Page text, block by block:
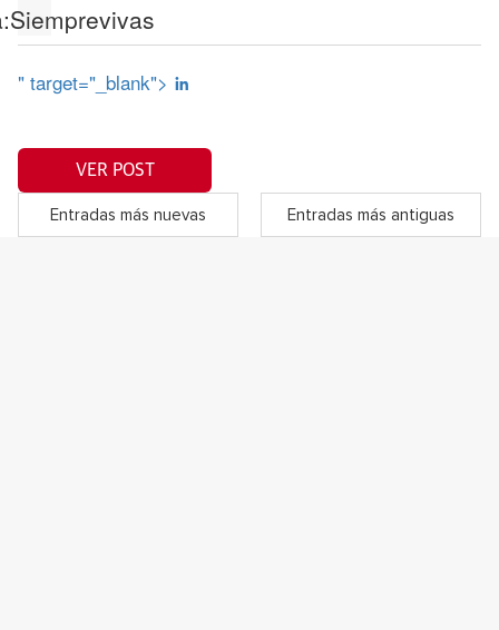
Siemprevivas
" target="_blank">
VER POST
Entradas más nuevas Entradas más antiguas